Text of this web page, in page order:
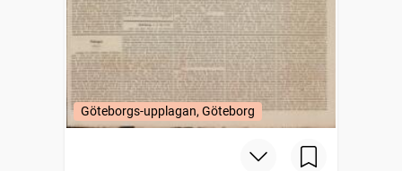
Göteborgs-upplagan, Göteborg